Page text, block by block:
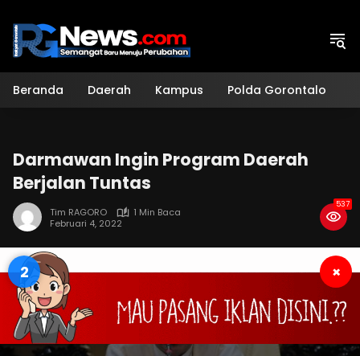
konten
Beranda Daerah Kampus Polda Gorontalo
Darmawan Ingin Program Daerah
Berjalan Tuntas
Tim RAGORO
1 Min Baca
Februari 4, 2022
537
1 ×